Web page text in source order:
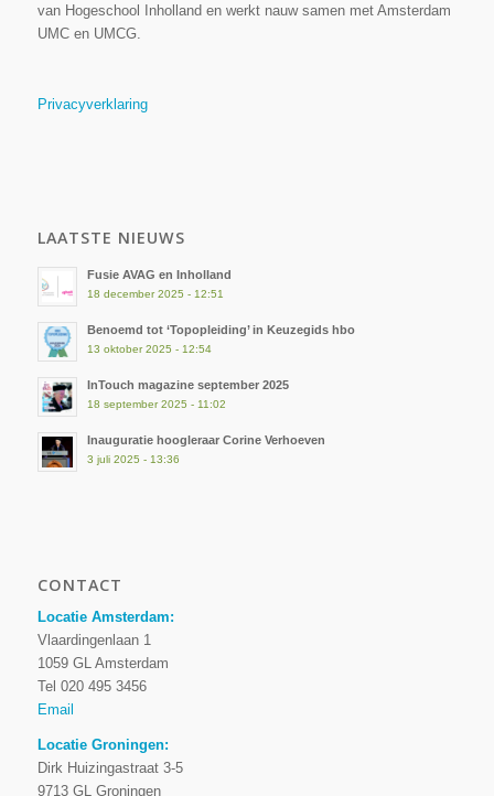
van Hogeschool Inholland en werkt nauw samen met Amsterdam
UMC en UMCG.
Privacyverklaring
LAATSTE NIEUWS
Fusie AVAG en Inholland
18 december 2025 - 12:51
Benoemd tot ‘Topopleiding’ in Keuzegids hbo
13 oktober 2025 - 12:54
InTouch magazine september 2025
18 september 2025 - 11:02
Inauguratie hoogleraar Corine Verhoeven
3 juli 2025 - 13:36
CONTACT
Locatie Amsterdam:
Vlaardingenlaan 1
1059 GL Amsterdam
Tel 020 495 3456
Email
Locatie Groningen:
Dirk Huizingastraat 3-5
9713 GL Groningen